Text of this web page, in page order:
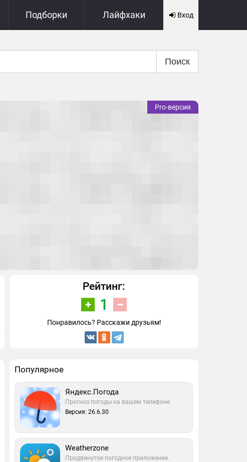
Подборки Лайфхаки Вход
Поиск
Pro-версия
Рейтинг:
1
Понравилось? Расскажи друзьям!
Популярное
Яндекс.Погода
Прогноз погоды на вашем телефоне
Версия: 26.6.30
Weatherzone
Продвинутое погодное приложение.